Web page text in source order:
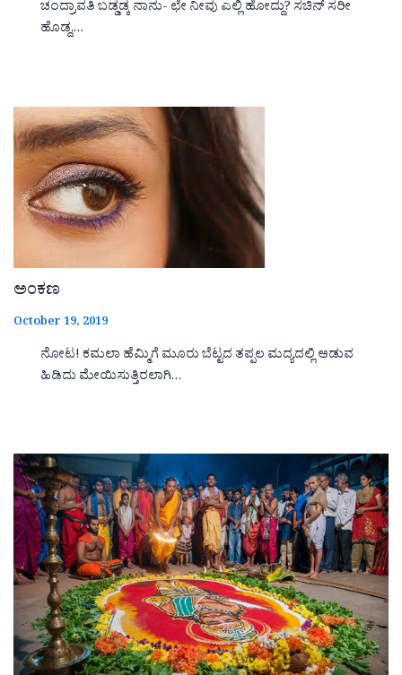
ಚಂದ್ರಾವತಿ ಬಡ್ಡಡ್ಕ ನಾನು- ಛೇ ನೀವು ಎಲ್ಲಿ ಹೋದ್ದು? ಸಚಿನ್ ಸರೀ
ಹೊಡ್ದ,…
ಅಂಕಣ
October 19, 2019
ನೋಟ! ಕಮಲಾ ಹೆಮ್ಮಿಗೆ ಮೂರು ಬೆಟ್ಟದ ತಪ್ಪಲ ಮದ್ಯದಲ್ಲಿ ಆಡುವ
ಹಿಡಿದು ಮೇಯಿಸುತ್ತಿರಲಾಗಿ…